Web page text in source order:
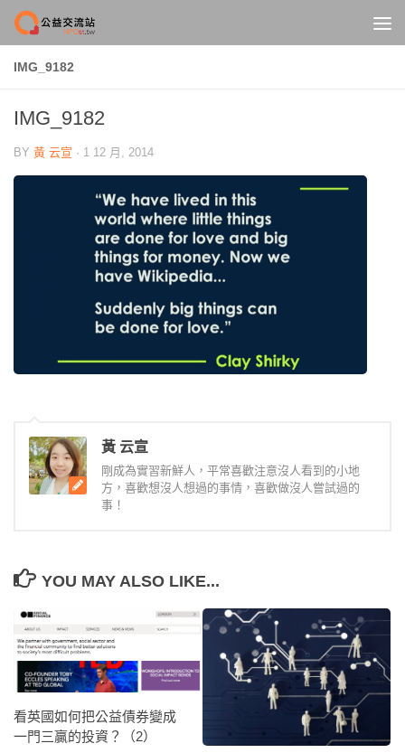
Skip to content
IMG_9182
IMG_9182
BY 黃 云宣 · 1 12 月, 2014
黃 云宣
剛成為實習新鮮人，平常喜歡注意沒人看到的小地
方，喜歡想沒人想過的事情，喜歡做沒人嘗試過的
事！
YOU MAY ALSO LIKE...
看英國如何把公益債券變成
一門三贏的投資？（2）